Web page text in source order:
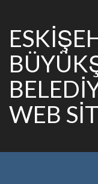
WEB